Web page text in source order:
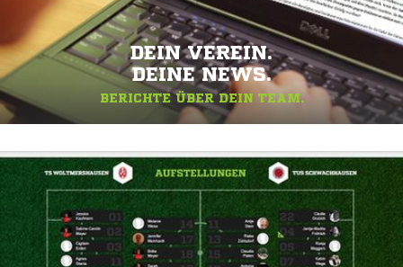
DEIN VEREIN.
DEINE NEWS.
BERICHTE ÜBER DEIN TEAM.